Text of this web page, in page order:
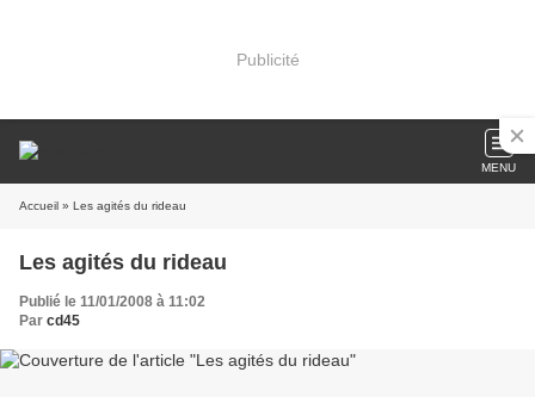
Publicité
MENU
Accueil » Les agités du rideau
Les agités du rideau
Publié le 11/01/2008 à 11:02
Par cd45